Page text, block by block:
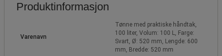
Produktinformasjon
Varenavn
Tønne med praktiske håndtak,
100 liter, Volum: 100 L, Farge:
Svart, Ø: 520 mm, Lengde: 600
mm, Bredde: 520 mm